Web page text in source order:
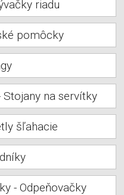
riadu
pomôcky
Stojany na servítky
šľahacie
- Odpeňovačky